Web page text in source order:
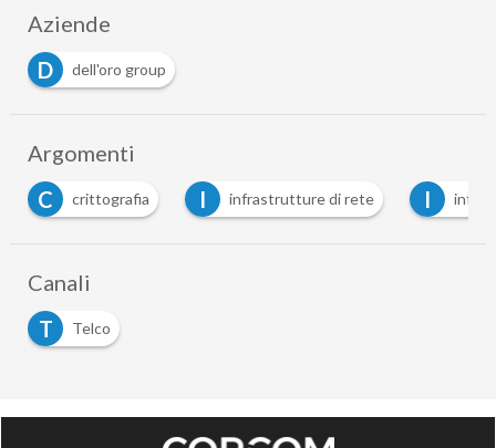
Aziende
D
dell'oro group
Argomenti
C
crittografia I infrastrutture di rete I
Canali
T
Telco